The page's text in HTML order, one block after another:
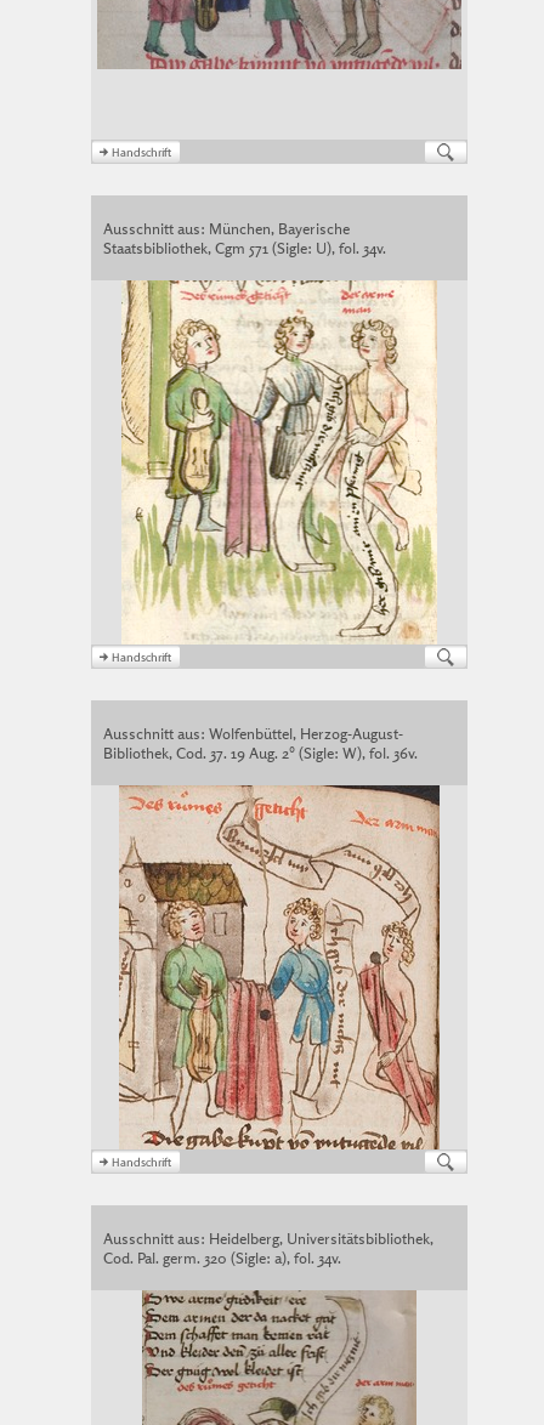
Ausschnitt aus: München, Bayerische
Staatsbibliothek, Cgm 571 (Sigle: U), fol. 34v.
Ausschnitt aus: Wolfenbüttel, Herzog-August-
Bibliothek, Cod. 37. 19 Aug. 2° (Sigle: W), fol. 36v.
Ausschnitt aus: Heidelberg, Universitätsbibliothek,
Cod. Pal. germ. 320 (Sigle: a), fol. 34v.